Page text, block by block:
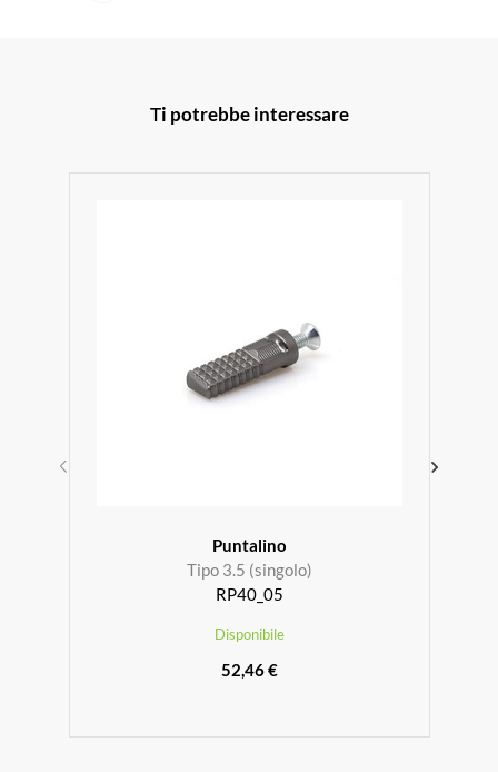
Ti potrebbe interessare
Puntalino
Tipo 3.5 (singolo)
RP40_05
Disponibile
52,46 €